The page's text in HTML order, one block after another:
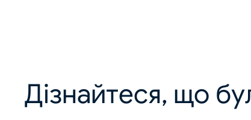
Дізнайтеся, що